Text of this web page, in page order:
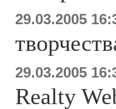
29.03.2005
29.03.2005
Realty